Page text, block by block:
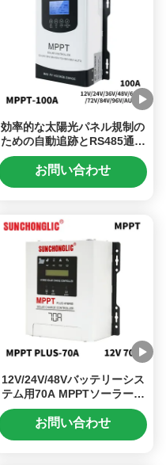
効率的な太陽光パネル規制の
ための自動追跡とRS485通信
インターフェースを持つ
100A MPPT太陽光充電制御
お問い合わせ
12V/24V/48Vバッテリーシス
テム用70A MPPTソーラー充
電コントローラー（UPS機能
付き）
お問い合わせ